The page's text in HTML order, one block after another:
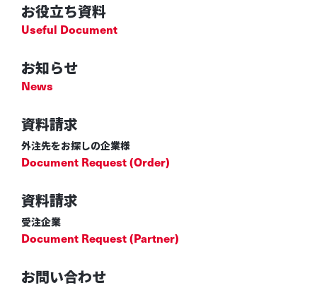
お知らせ
News
資料請求
外注先をお探しの企業様
Document Request (Order)
お問い合わせ
お役立ち資料
Useful Document
資料請求
受注企業
Document Request (Partner)